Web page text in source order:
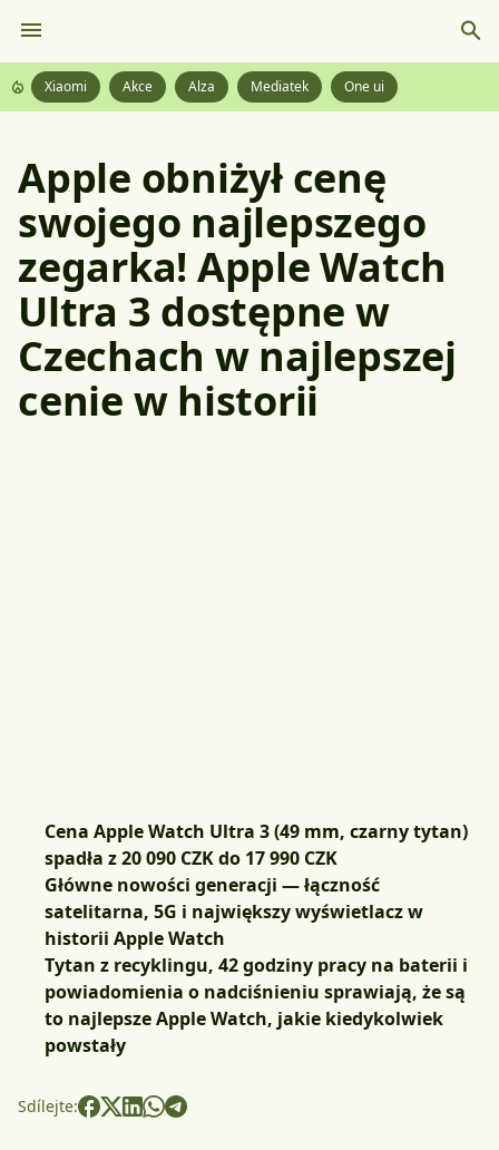
Xiaomi Akce Alza Mediatek One ui
Apple obniżył cenę
swojego najlepszego
zegarka! Apple Watch
Ultra 3 dostępne w
Czechach w najlepszej
cenie w historii
Cena Apple Watch Ultra 3 (49 mm, czarny tytan)
spadła z 20 090 CZK do 17 990 CZK
Główne nowości generacji — łączność
satelitarna, 5G i największy wyświetlacz w
historii Apple Watch
Tytan z recyklingu, 42 godziny pracy na baterii i
powiadomienia o nadciśnieniu sprawiają, że są
to najlepsze Apple Watch, jakie kiedykolwiek
powstały
Sdílejte: